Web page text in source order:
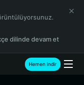
dilinde devam et
Hemen indir